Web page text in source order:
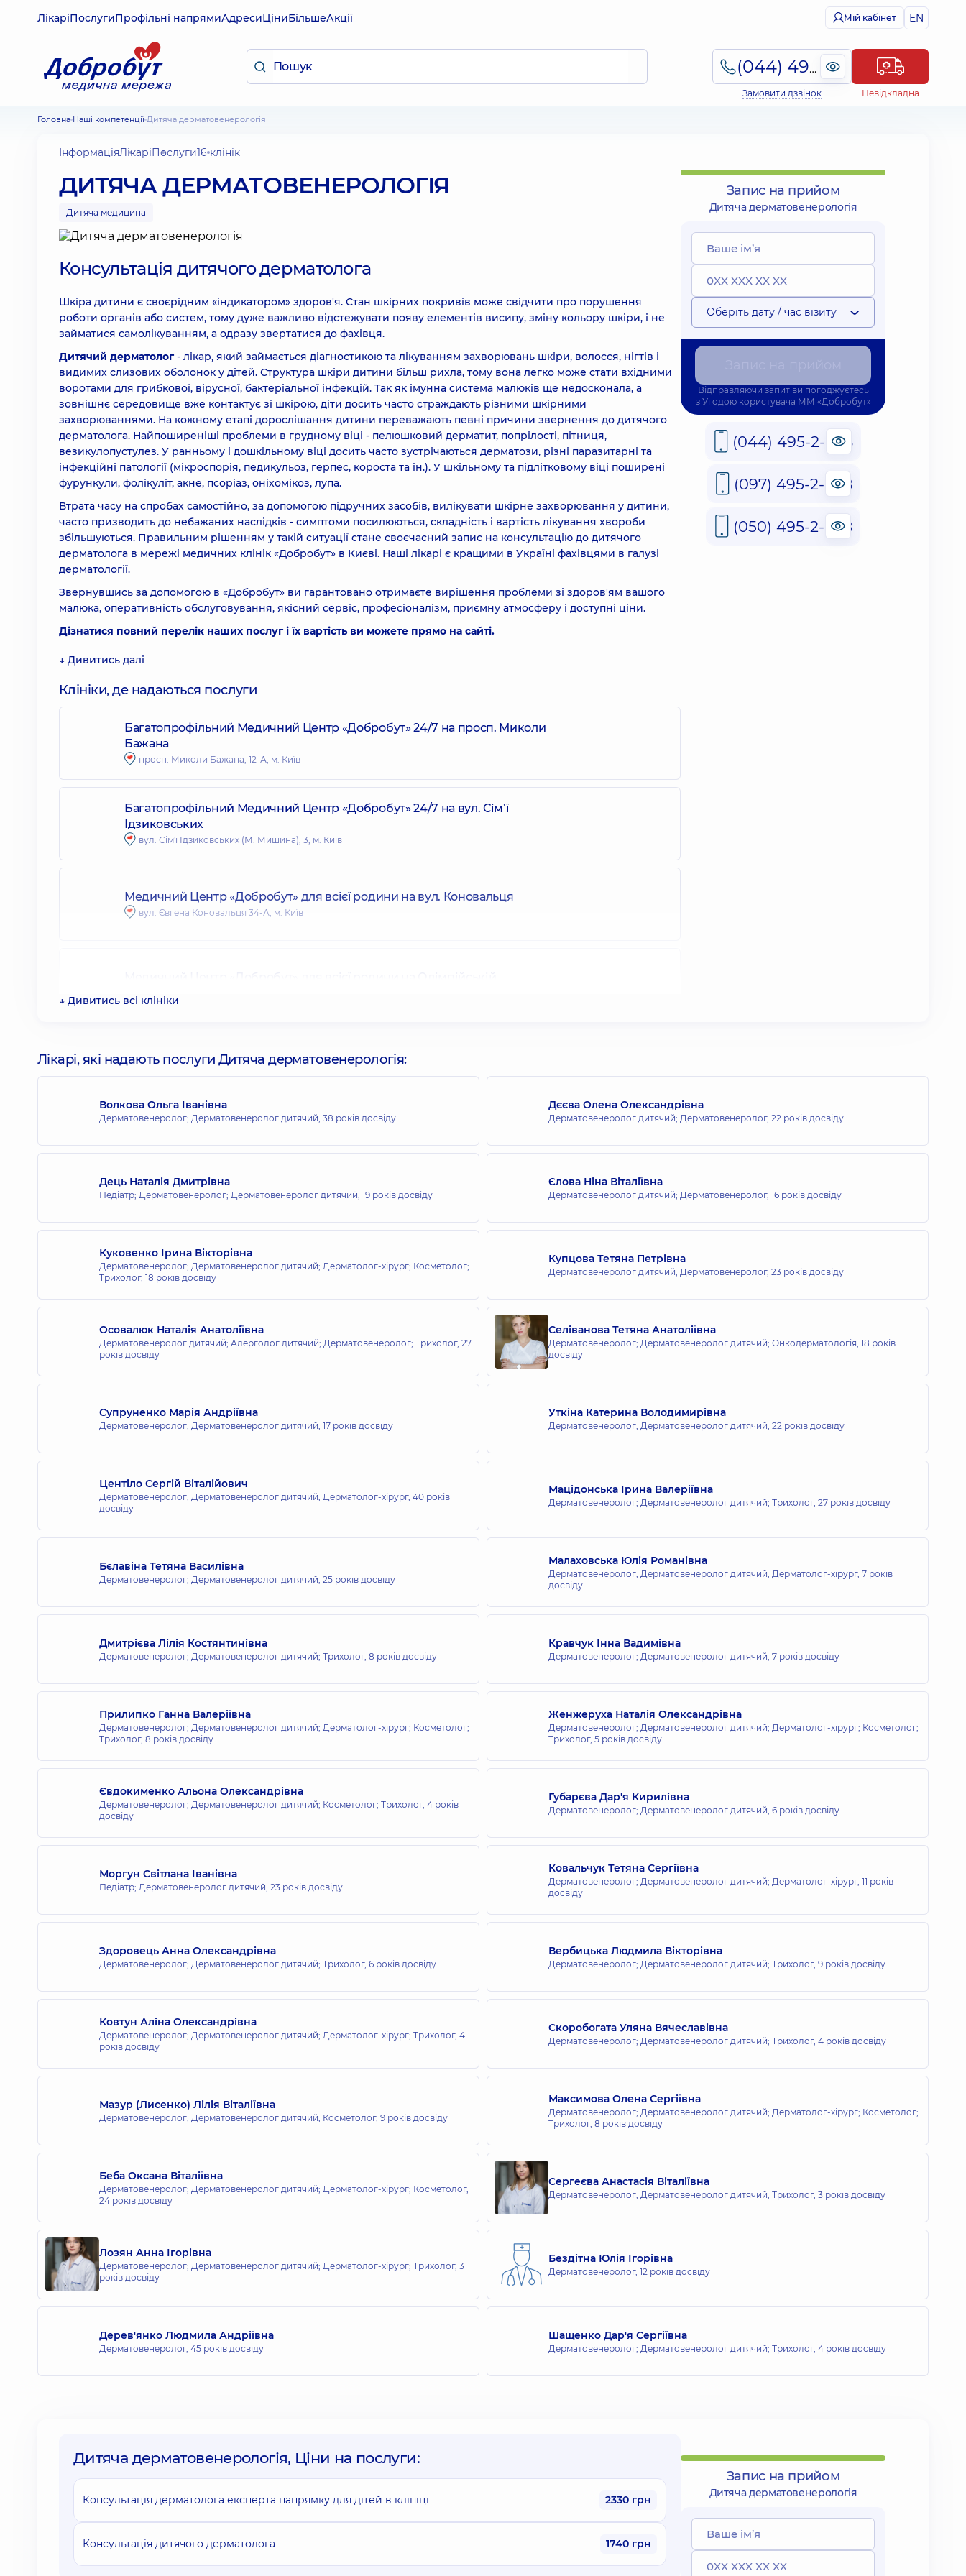
ЛікаріПослугиПрофільні напрямиАдресиЦіниБільшеАкції Мій кабінет EN
(044) 495-2-888
Замовити дзвінок Невідкладна
Головна Наші компетенції Дитяча дерматовенерологія
ІнформаціяЛікаріПослуги16 клінік
ДИТЯЧА ДЕРМАТОВЕНЕРОЛОГІЯ
Дитяча медицина
Консультація дитячого дерматолога
Шкіра дитини є своєрідним «індикатором» здоров'я. Стан шкірних покривів може свідчити про порушення
роботи органів або систем, тому дуже важливо відстежувати появу елементів висипу, зміну кольору шкіри, і не
займатися самолікуванням, а одразу звертатися до фахівця.
Дитячий дерматолог - лікар, який займається діагностикою та лікуванням захворювань шкіри, волосся, нігтів і
видимих слизових оболонок у дітей. Структура шкіри дитини більш рихла, тому вона легко може стати вхідними
воротами для грибкової, вірусної, бактеріальної інфекцій. Так як імунна система малюків ще недосконала, а
зовнішнє середовище вже контактує зі шкірою, діти досить часто страждають різними шкірними
захворюваннями. На кожному етапі дорослішання дитини переважають певні причини звернення до дитячого
дерматолога. Найпоширеніші проблеми в грудному віці - пелюшковий дерматит, попрілості, пітниця,
везикулопустулез. У ранньому і дошкільному віці досить часто зустрічаються дерматози, різні паразитарні та
інфекційні патології (мікроспорія, педикульоз, герпес, короста та ін.). У шкільному та підлітковому віці поширені
фурункули, фолікуліт, акне, псоріаз, оніхомікоз, лупа.
Втрата часу на спробах самостійно, за допомогою підручних засобів, вилікувати шкірне захворювання у дитини,
часто призводить до небажаних наслідків - симптоми посилюються, складність і вартість лікування хвороби
збільшуються. Правильним рішенням у такій ситуації стане своєчасний запис на консультацію до дитячого
дерматолога в мережі медичних клінік «Добробут» в Києві. Наші лікарі є кращими в Україні фахівцями в галузі
дерматології.
Звернувшись за допомогою в «Добробут» ви гарантовано отримаєте вирішення проблеми зі здоров'ям вашого
малюка, оперативність обслуговування, якісний сервіс, професіоналізм, приємну атмосферу і доступні ціни.
Дізнатися повний перелік наших послуг і їх вартість ви можете прямо на сайті.
↓ Дивитись далі
Клініки, де надаються послуги
Багатопрофільний Медичний Центр «Добробут» 24/7 на просп. Миколи
Бажана
просп. Миколи Бажана, 12-А, м. Київ
Багатопрофільний Медичний Центр «Добробут» 24/7 на вул. Сім’ї
Ідзиковських
вул. Сім'ї Ідзиковських (М. Мишина), 3, м. Київ
Медичний Центр «Добробут» для всієї родини на вул. Коновальця
вул. Євгена Коновальця 34-А, м. Київ
Медичний Центр «Добробут» для всієї родини в ЖК Новопечерські Липки
вул. Ентузіастів 1/2, м. Київ
Медичний Центр «Добробут» для всієї родини у Броварах
вул. Київська, 221-Б, м. Бровари
Медичний Центр «Добробут» для всієї родини в Ірпені
Медичний Центр «Добробут» для всієї родини в Голосієві
Медичний Центр «Добробут» для всієї родини на Берестейській
Медичний Центр «Добробут» для всієї родини на Софіївській Борщагівці
просп. Володимира Івасюка (Героїв Сталінграда), 16-В, м. Київ
вул. Святошинська, 3-Б, м. Київ
вул. Драгоманова, 21-А, м. Київ
вул. Татарська, 2-Е, м. Київ
Медичний Центр «Добробут». Дерматологія та косметологія
вул. Юлії Здановської (Михайла Ломоносова), 71-Г, м. Київ
↓ Дивитись всі клініки
Запис на прийом
Дитяча дерматовенерологія
Оберіть дату / час візиту
Відправляючи запит ви погоджуєтесь
з Угодою користувача ММ «Добробут»
(044) 495-2-888
(097) 495-2-888
(050) 495-2-888
Лікарі, які надають послуги Дитяча дерматовенерологія:
Волкова Ольга Іванівна
Дерматовенеролог; Дерматовенеролог дитячий, 38 років досвіду
Дєєва Олена Олександрівна
Дерматовенеролог дитячий; Дерматовенеролог, 22 років досвіду
Дець Наталія Дмитрівна
Педіатр; Дерматовенеролог; Дерматовенеролог дитячий, 19 років досвіду
Єлова Ніна Віталіївна
Дерматовенеролог дитячий; Дерматовенеролог, 16 років досвіду
Куковенко Ірина Вікторівна
Дерматовенеролог; Дерматовенеролог дитячий; Дерматолог-хірург; Косметолог;
Трихолог, 18 років досвіду
Купцова Тетяна Петрівна
Дерматовенеролог дитячий; Дерматовенеролог, 23 років досвіду
Осовалюк Наталія Анатоліївна
Дерматовенеролог дитячий; Алерголог дитячий; Дерматовенеролог; Трихолог, 27
років досвіду
Селіванова Тетяна Анатоліївна
Дерматовенеролог; Дерматовенеролог дитячий; Онкодерматологія, 18 років
досвіду
Супруненко Марія Андріївна
Дерматовенеролог; Дерматовенеролог дитячий, 17 років досвіду
Уткіна Катерина Володимирівна
Дерматовенеролог; Дерматовенеролог дитячий, 22 років досвіду
Центіло Сергій Віталійович
Дерматовенеролог; Дерматовенеролог дитячий; Дерматолог-хірург, 40 років
досвіду
Мацідонська Ірина Валеріївна
Дерматовенеролог; Дерматовенеролог дитячий; Трихолог, 27 років досвіду
Бєлавіна Тетяна Василівна
Дерматовенеролог; Дерматовенеролог дитячий, 25 років досвіду
Малаховська Юлія Романівна
Дерматовенеролог; Дерматовенеролог дитячий; Дерматолог-хірург, 7 років
досвіду
Дмитрієва Лілія Костянтинівна
Дерматовенеролог; Дерматовенеролог дитячий; Трихолог, 8 років досвіду
Кравчук Інна Вадимівна
Дерматовенеролог; Дерматовенеролог дитячий, 7 років досвіду
Прилипко Ганна Валеріївна
Дерматовенеролог; Дерматовенеролог дитячий; Дерматолог-хірург; Косметолог;
Трихолог, 8 років досвіду
Женжеруха Наталія Олександрівна
Дерматовенеролог; Дерматовенеролог дитячий; Дерматолог-хірург; Косметолог;
Трихолог, 5 років досвіду
Євдокименко Альона Олександрівна
Дерматовенеролог; Дерматовенеролог дитячий; Косметолог; Трихолог, 4 років
досвіду
Губарєва Дар'я Кирилівна
Дерматовенеролог; Дерматовенеролог дитячий, 6 років досвіду
Моргун Світлана Іванівна
Педіатр; Дерматовенеролог дитячий, 23 років досвіду
Ковальчук Тетяна Сергіївна
Дерматовенеролог; Дерматовенеролог дитячий; Дерматолог-хірург, 11 років
досвіду
Здоровець Анна Олександрівна
Дерматовенеролог; Дерматовенеролог дитячий; Трихолог, 6 років досвіду
Вербицька Людмила Вікторівна
Дерматовенеролог; Дерматовенеролог дитячий; Трихолог, 9 років досвіду
Ковтун Аліна Олександрівна
Дерматовенеролог; Дерматовенеролог дитячий; Дерматолог-хірург; Трихолог, 4
років досвіду
Скоробогата Уляна Вячеславівна
Дерматовенеролог; Дерматовенеролог дитячий; Трихолог, 4 років досвіду
Мазур (Лисенко) Лілія Віталіївна
Дерматовенеролог; Дерматовенеролог дитячий; Косметолог, 9 років досвіду
Максимова Олена Сергіївна
Дерматовенеролог; Дерматовенеролог дитячий; Дерматолог-хірург; Косметолог;
Трихолог, 8 років досвіду
Беба Оксана Віталіївна
Дерматовенеролог; Дерматовенеролог дитячий; Дерматолог-хірург; Косметолог,
24 років досвіду
Сергеєва Анастасія Віталіївна
Дерматовенеролог; Дерматовенеролог дитячий; Трихолог, 3 років досвіду
Лозян Анна Ігорівна
Дерматовенеролог; Дерматовенеролог дитячий; Дерматолог-хірург; Трихолог, 3
років досвіду
Бездітна Юлія Ігорівна
Дерматовенеролог, 12 років досвіду
Дерев'янко Людмила Андріївна
Дерматовенеролог, 45 років досвіду
Шащенко Дар'я Сергіївна
Дерматовенеролог; Дерматовенеролог дитячий; Трихолог, 4 років досвіду
Дитяча дерматовенерологія, Ціни на послуги:
Консультація дерматолога експерта напрямку для дітей в клініці 2330 грн
Консультація дитячого дерматолога 1740 грн
Запис на прийом
Дитяча дерматовенерологія